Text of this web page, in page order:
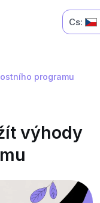
Cs:
programu
výhody